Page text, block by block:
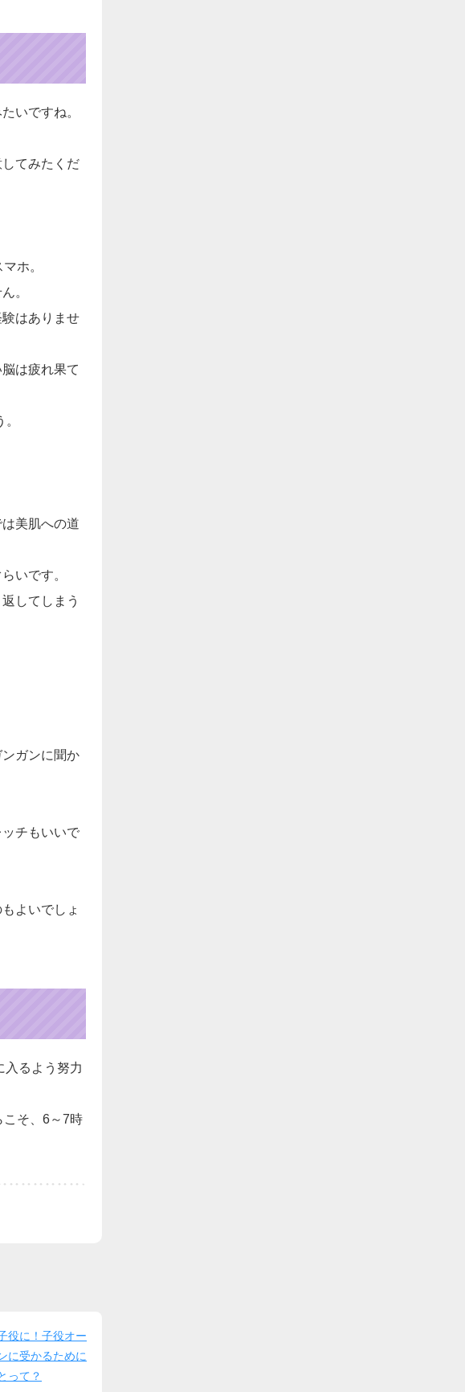
いですね。
てみたくだ
ホ。
。
はありませ
は疲れ果て
美肌への道
いです。
してしまう
ガンに聞か
チもいいで
よいでしょ
入るよう努力
こそ、6～7時
役に！子役オー
に受かるために
って？